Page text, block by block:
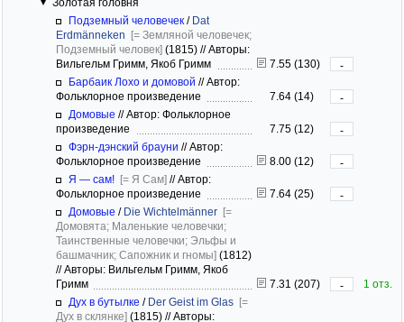
Подземный человечек / Dat
Erdmänneken [= Земляной человечек;
Подземный человек] (1815) //Авторы:
Вильгельм Гримм, Якоб Гримм
7.55 (130)
-
Барбаик Лохо и домовой //Автор:
Фольклорное произведение
7.64 (14)
-
Домовые //Автор: Фольклорное
произведение
7.75 (12)
-
Фэрн-дэнский брауни //Автор:
Фольклорное произведение
8.00 (12)
-
Я — сам! [= Я Сам] //Автор:
Фольклорное произведение
7.64 (25)
-
Домовые / Die Wichtelmänner [=
Домовята; Маленькие человечки;
Таинственные человечки; Эльфы и
башмачник; Сапожник и гномы] (1812)
//Авторы: Вильгельм Гримм, Якоб
Гримм
7.31 (207) -
1 отз.
Дух в бутылке / Der Geist im Glas [=
Дух в склянке] (1815) //Авторы: